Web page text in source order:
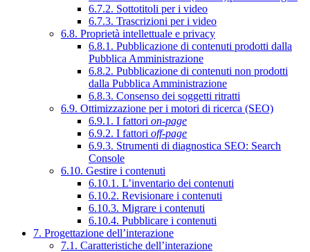
6.7.2. Sottotitoli per i video
6.7.3. Trascrizioni per i video
6.8. Proprietà intellettuale e privacy
6.8.1. Pubblicazione di contenuti prodotti dalla
Pubblica Amministrazione
6.8.2. Pubblicazione di contenuti non prodotti
dalla Pubblica Amministrazione
6.8.3. Consenso dei soggetti ritratti
6.9. Ottimizzazione per i motori di ricerca (SEO)
6.9.1. I fattori on-page
6.9.2. I fattori off-page
6.9.3. Strumenti di diagnostica SEO: Search
Console
6.10. Gestire i contenuti
6.10.1. L’inventario dei contenuti
6.10.2. Revisionare i contenuti
6.10.3. Migrare i contenuti
6.10.4. Pubblicare i contenuti
7. Progettazione dell’interazione
7.1. Caratteristiche dell’interazione